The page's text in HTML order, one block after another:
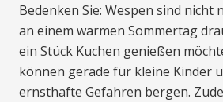
Bedenken Sie: Wespen sind nicht
an einem warmen Sommertag
ein Stück Kuchen genießen
können gerade für kleine Kinder
ernsthafte Gefahren bergen.